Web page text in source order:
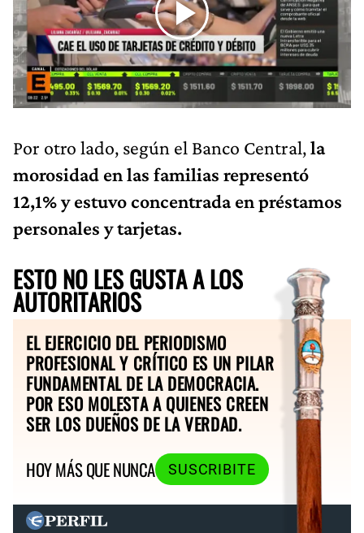
Por otro lado, según el Banco Central,la
morosidad en las familias representó
12,1% y estuvo concentrada en préstamos
personales y tarjetas.
ESTO NO LES GUSTA A LOS
AUTORITARIOS
EL EJERCICIO DEL PERIODISMO
PROFESIONAL Y CRÍTICO ES UN PILAR
FUNDAMENTAL DE LA DEMOCRACIA.
POR ESO MOLESTA A QUIENES CREEN
SER LOS DUEÑOS DE LA VERDAD.
HOY MÁS QUE NUNCA
SUSCRIBITE